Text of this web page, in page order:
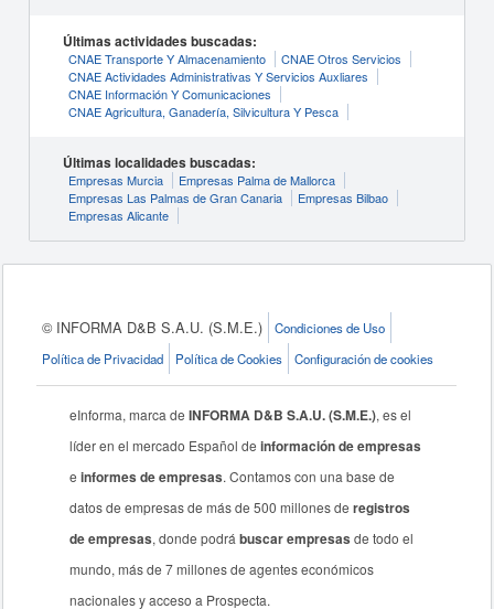
Últimas actividades buscadas:
CNAE Transporte Y Almacenamiento
CNAE Otros Servicios
CNAE Actividades Administrativas Y Servicios Auxliares
CNAE Información Y Comunicaciones
CNAE Agricultura, Ganadería, Silvicultura Y Pesca
Últimas localidades buscadas:
Empresas Murcia
Empresas Palma de Mallorca
Empresas Las Palmas de Gran Canaria
Empresas Bilbao
Empresas Alicante
© INFORMA D&B S.A.U. (S.M.E.)
Condiciones de Uso
Política de Privacidad
Política de Cookies Configuración de cookies
eInforma, marca deINFORMA D&B S.A.U. (S.M.E.), es el
líder en el mercado Español deinformación de empresas
einformes de empresas. Contamos con una base de
datos de empresas de más de 500 millones deregistros
de empresas, donde podrábuscar empresas de todo el
mundo, más de 7 millones de agentes económicos
nacionales y acceso a Prospecta.